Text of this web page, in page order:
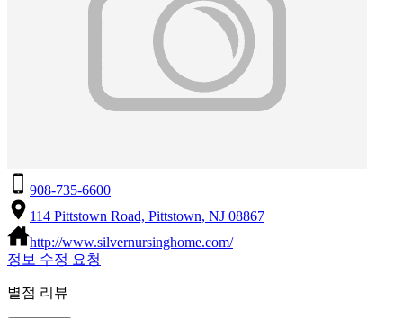
908-735-6600
114 Pittstown Road, Pittstown, NJ 08867
http://www.silvernursinghome.com/
정보 수정 요청
별점 리뷰